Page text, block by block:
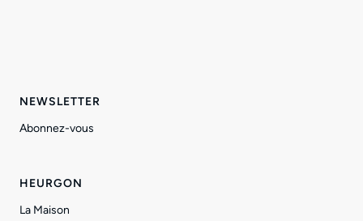
NEWSLETTER
Abonnez-vous
HEURGON
La Maison